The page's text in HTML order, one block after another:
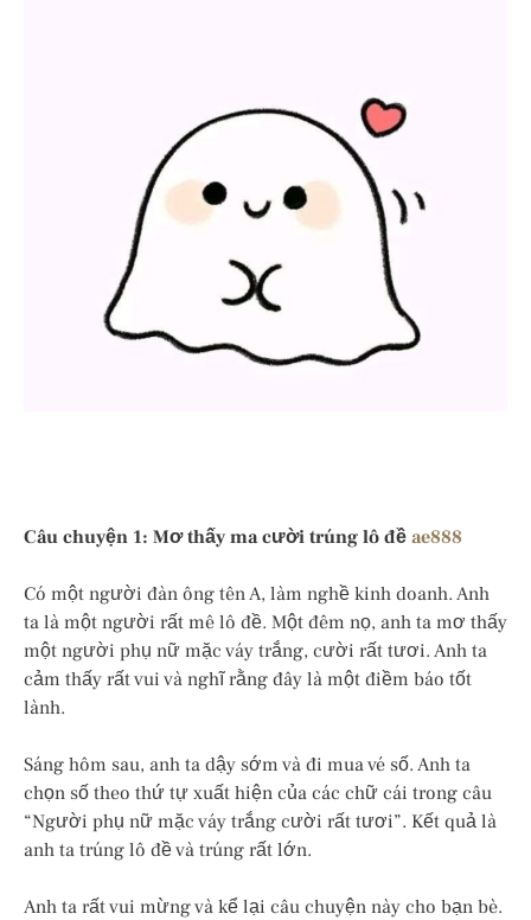
Câu chuyện 1: Mơ thấy ma cười trúng lô đề ae888
Có một người đàn ông tên A, làm nghề kinh doanh. Anh
ta là một người rất mê lô đề. Một đêm nọ, anh ta mơ thấy
một người phụ nữ mặc váy trắng, cười rất tươi. Anh ta
cảm thấy rất vui và nghĩ rằng đây là một điềm báo tốt
lành.
Sáng hôm sau, anh ta dậy sớm và đi mua vé số. Anh ta
chọn số theo thứ tự xuất hiện của các chữ cái trong câu
“Người phụ nữ mặc váy trắng cười rất tươi”. Kết quả là
anh ta trúng lô đề và trúng rất lớn.
Anh ta rất vui mừng và kể lại câu chuyện này cho bạn bè.